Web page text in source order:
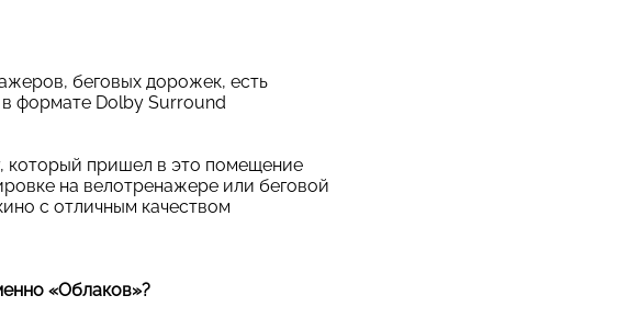
беговых дорожек, есть
в формате Dolby Surround
который пришел в это помещение
на велотренажере или беговой
с отличным качеством
«Облаков»?